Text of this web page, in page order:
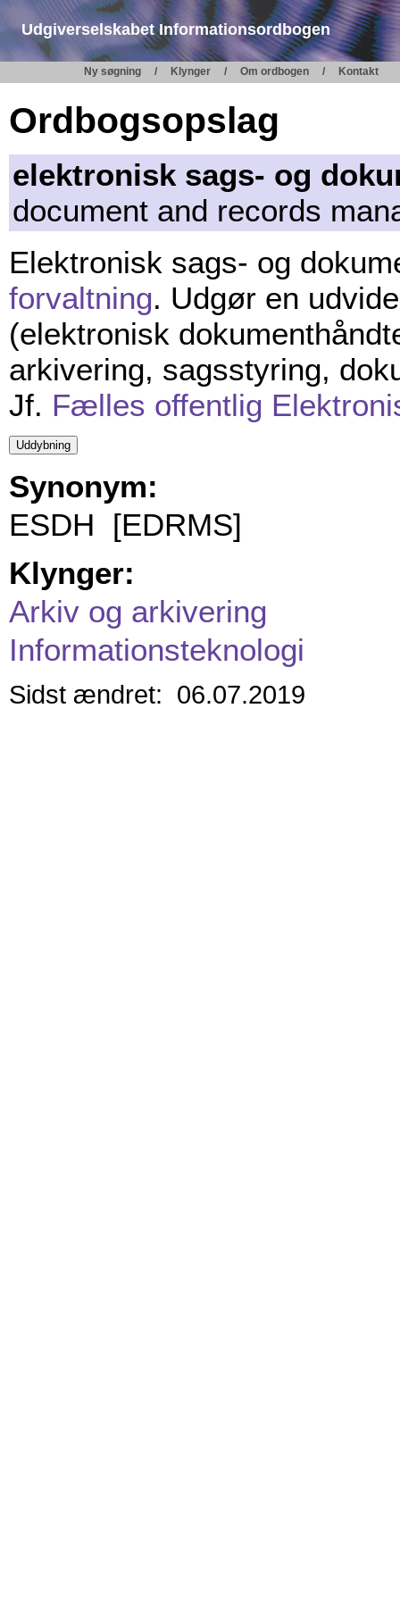
Udgiverselskabet Informationsordbogen
Ny søgning Klynger Om ordbogen Kontakt
Ordbogsopslag
elektronisk sags- og
document and records
Elektronisk sags- og
forvaltning. Udgør en
(elektronisk
arkivering, sagsstyring,
Jf. Fælles offentlig
Synonym:
ESDH [EDRMS]
Klynger:
Arkiv og arkivering
Informationsteknologi
Sidst ændret: 06.07.2019